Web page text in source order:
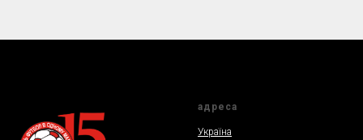
адреса
Україна